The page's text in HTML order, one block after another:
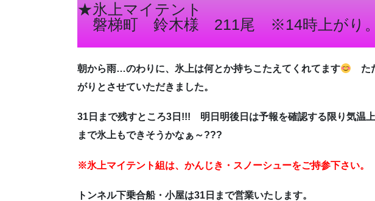
★氷上マイテント
磐梯町 鈴木様 211尾 ※14時上がり。
朝から雨…のわりに、氷上は何とか持ちこたえてくれてます
た
がりとさせていただきました。
31日まで残すところ3日!!! 明日明後日は予報を確認する限り気温
まで氷上もできそうかなぁ～???
※氷上マイテント組は、かんじき・スノーシューをご持参下さい。
トンネル下乗合船・小屋は31日まで営業いたします。